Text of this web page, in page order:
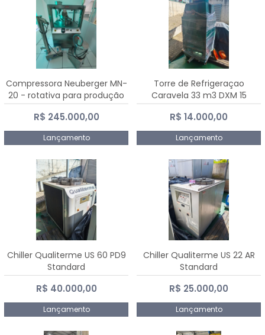
Compressora Neuberger MN-
20 - rotativa para produção
de comprimidos
R$ 245.000,00
Lançamento
Torre de Refrigeraçao
Caravela 33 m3 DXM 15
R$ 14.000,00
Lançamento
Chiller Qualiterme US 60 PD9
Standard
R$ 40.000,00
Lançamento
Chiller Qualiterme US 22 AR
Standard
R$ 25.000,00
Lançamento